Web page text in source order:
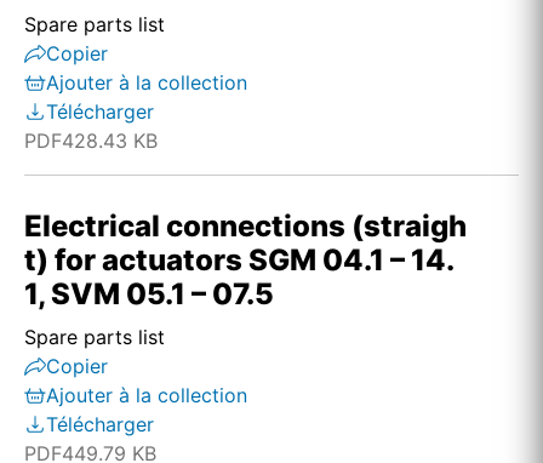
Spare parts list
Copier
Ajouter à la collection
Télécharger
PDF428.43 KB
Electrical connections (straigh
t) for actuators SGM 04.1 – 14.
1, SVM 05.1 – 07.5
Spare parts list
Copier
Ajouter à la collection
Télécharger
PDF449.79 KB